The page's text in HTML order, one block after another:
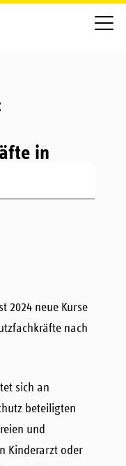
in
2024 neue Kurse
nach
sich an
beteiligten
und
Kinderarzt oder